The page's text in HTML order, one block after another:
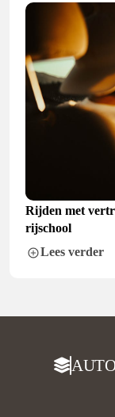
Rijden met
rijschool
Lees verder